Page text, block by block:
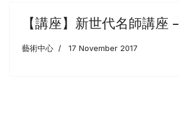
【講座】新世代名師講座
藝術中心 17 November 2017